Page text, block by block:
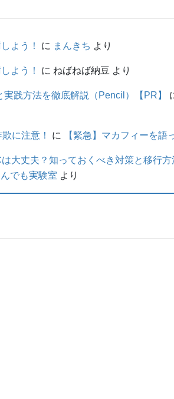
よう！ に まんきち より
よう！ に ねばねば納豆 より
践方法を徹底解説（Pencil）【PR】
に注意！ に 【緊急】マカフィーを
大丈夫？知っておくべき対策と移行方
でも実験室 より